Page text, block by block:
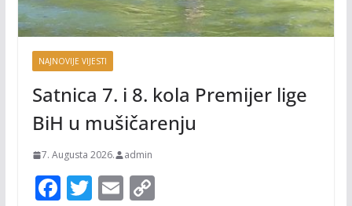
NAJNOVIJE VIJESTI
Satnica 7. i 8. kola Premijer lige
BiH u mušičarenju
7. Augusta 2026. admin
F T E C